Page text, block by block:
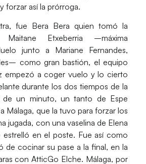
forzar así la prórroga.
fue Bera Bera quien tomó la
Etxeberria –máxima
junto a Mariane Fernandes,
como gran bastión, el equipo
empezó a coger vuelo y lo cierto
durante los dos tiempos de la
de un minuto, un tanto de Espe
Málaga, que la tuvo para forzar los
jugada, con una vaselina de Elena
estrelló en el poste. Fue así como
de cocinar su pase a la final, en la
con AtticGo Elche. Málaga, por